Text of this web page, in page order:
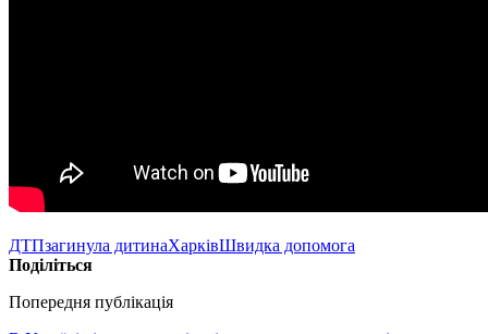
ДТПзагинула дитинаХарківШвидка допомога
Поділіться
Попередня публікація